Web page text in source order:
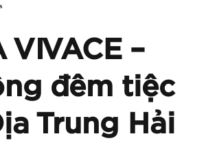
VIVACE –
đêm tiệc
Trung Hải